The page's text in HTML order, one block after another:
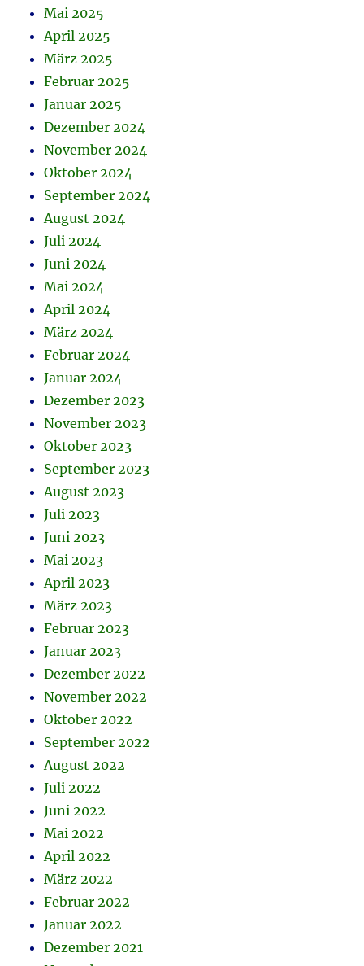
Mai 2025
April 2025
März 2025
Februar 2025
Januar 2025
Dezember 2024
November 2024
Oktober 2024
September 2024
August 2024
Juli 2024
Juni 2024
Mai 2024
April 2024
März 2024
Februar 2024
Januar 2024
Dezember 2023
November 2023
Oktober 2023
September 2023
August 2023
Juli 2023
Juni 2023
Mai 2023
April 2023
März 2023
Februar 2023
Januar 2023
Dezember 2022
November 2022
Oktober 2022
September 2022
August 2022
Juli 2022
Juni 2022
Mai 2022
April 2022
März 2022
Februar 2022
Januar 2022
Dezember 2021